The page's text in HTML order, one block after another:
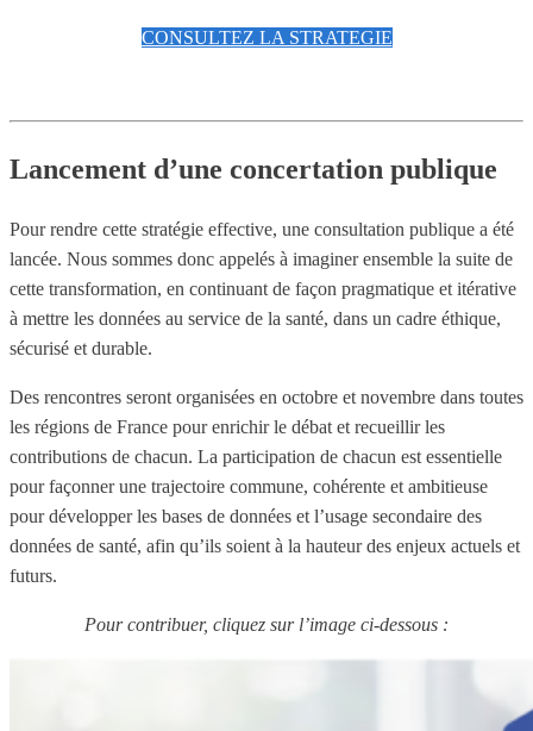
CONSULTEZ LA STRATEGIE
Lancement d’une concertation publique
Pour rendre cette stratégie effective, une consultation publique a été
lancée. Nous sommes donc appelés à imaginer ensemble la suite de
cette transformation, en continuant de façon pragmatique et itérative
à mettre les données au service de la santé, dans un cadre éthique,
sécurisé et durable.
Des rencontres seront organisées en octobre et novembre dans toutes
les régions de France pour enrichir le débat et recueillir les
contributions de chacun. La participation de chacun est essentielle
pour façonner une trajectoire commune, cohérente et ambitieuse
pour développer les bases de données et l’usage secondaire des
données de santé, afin qu’ils soient à la hauteur des enjeux actuels et
futurs.
Pour contribuer, cliquez sur l’image ci-dessous :